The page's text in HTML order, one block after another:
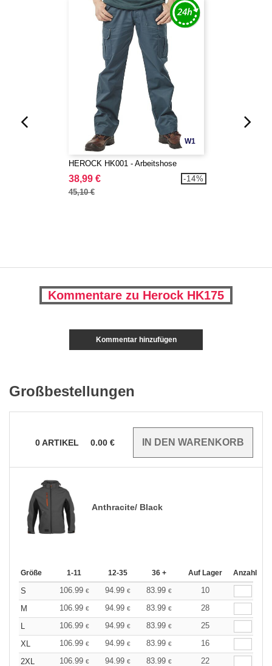
W1
HEROCK HK001 - Arbeitshose
38,99 €
45,10 €
-14%
Kommentare zu Herock HK175
Kommentar hinzufügen
Großbestellungen
0ARTIKEL 0.00 €
Anthracite/ Black
Größe 1-11 12-35 36 + Auf Lager Anzahl
S 106.99 € 94.99 € 83.99 €
10
M
106.99 € 94.99 € 83.99 €
28
L
106.99 € 94.99 € 83.99 €
25
XL
106.99 € 94.99 € 83.99 €
16
2XL
106.99 € 94.99 € 83.99 € 22